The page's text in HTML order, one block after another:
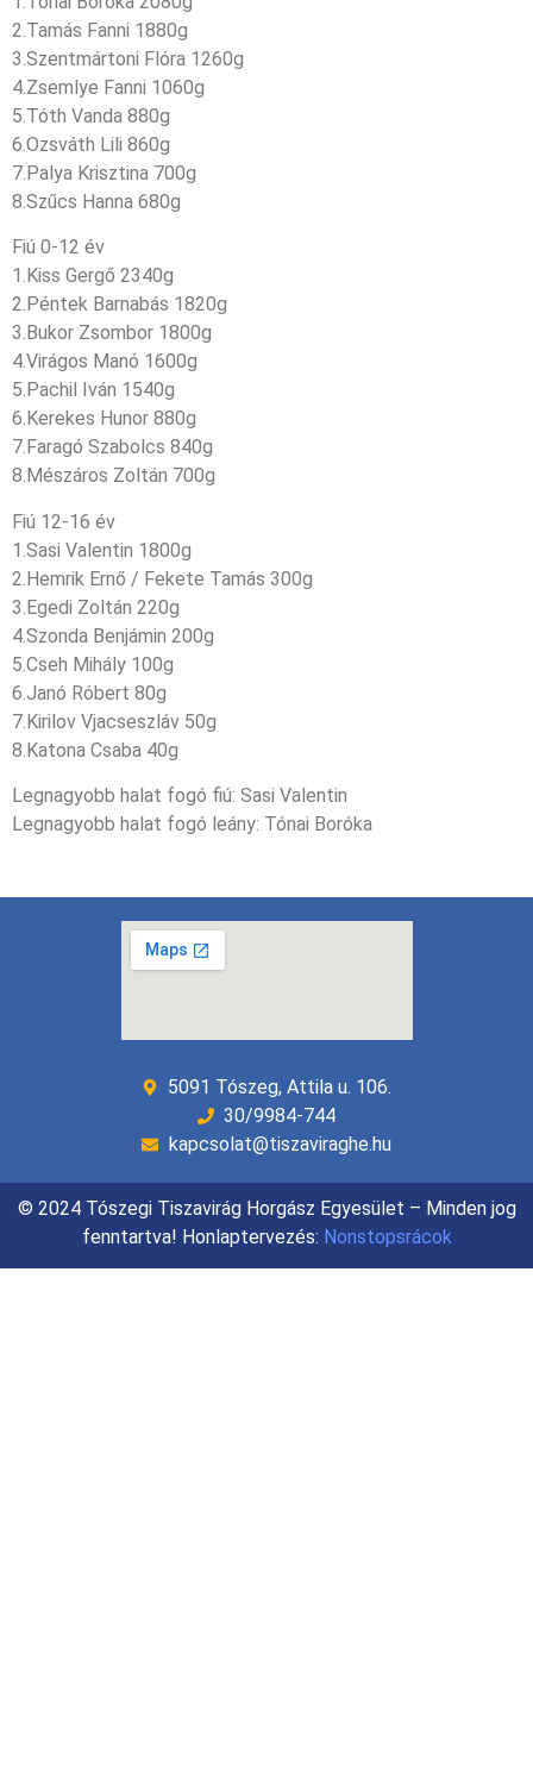
2.Tamás Fanni 1880g
3.Szentmártoni Flóra 1260g
4.Zsemlye Fanni 1060g
5.Tóth Vanda 880g
6.Ozsváth Lili 860g
7.Palya Krisztina 700g
8.Szűcs Hanna 680g
Fiú 0-12 év
1.Kiss Gergő 2340g
2.Péntek Barnabás 1820g
3.Bukor Zsombor 1800g
4.Virágos Manó 1600g
5.Pachil Iván 1540g
6.Kerekes Hunor 880g
7.Faragó Szabolcs 840g
8.Mészáros Zoltán 700g
Fiú 12-16 év
1.Sasi Valentin 1800g
2.Hemrik Ernő / Fekete Tamás 300g
3.Egedi Zoltán 220g
4.Szonda Benjámin 200g
5.Cseh Mihály 100g
6.Janó Róbert 80g
7.Kirilov Vjacseszláv 50g
8.Katona Csaba 40g
Legnagyobb halat fogó fiú: Sasi Valentin
Legnagyobb halat fogó leány: Tónai Boróka
5091 Tószeg, Attila u. 106.
30/9984-744
kapcsolat@tiszaviraghe.hu
© 2024 Tószegi Tiszavirág Horgász Egyesület – Minden jog
fenntartva! Honlaptervezés: Nonstopsrácok